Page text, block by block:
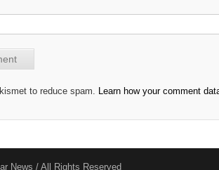
to reduce spam. Learn how your comment
News / All Rights Reserved